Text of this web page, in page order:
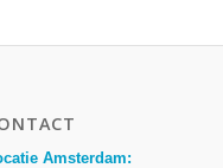
Amsterdam: